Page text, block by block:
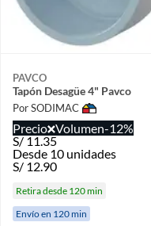
PAVCO
Tapón Desagüe 4" Pavco
Por SODIMAC
Precio Volumen-12%
S/11.35
Desde 10 unidades
S/ 12.90
Retira desde 120 min
Envío en 120 min